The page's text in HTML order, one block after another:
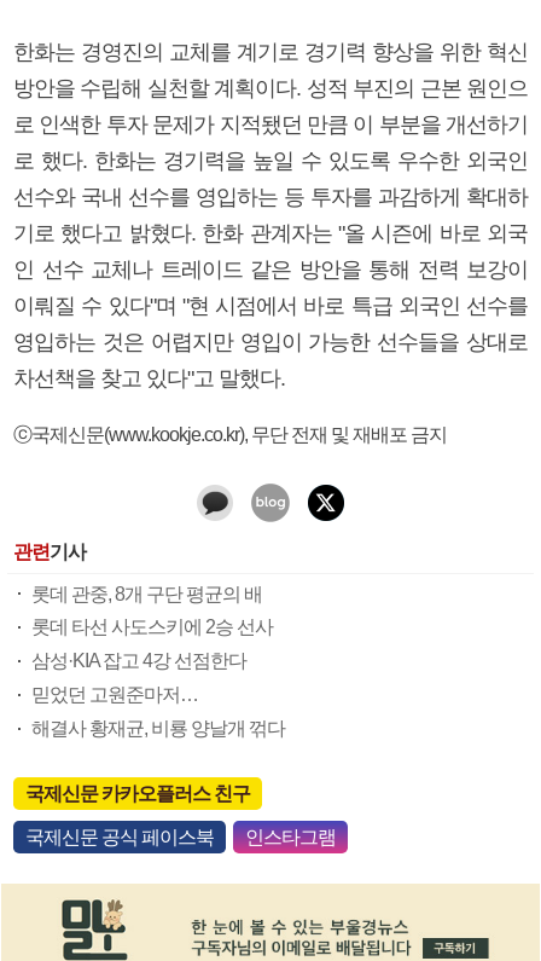
한화는 경영진의 교체를 계기로 경기력 향상을 위한 혁신
방안을 수립해 실천할 계획이다. 성적 부진의 근본 원인으
로 인색한 투자 문제가 지적됐던 만큼 이 부분을 개선하기
로 했다. 한화는 경기력을 높일 수 있도록 우수한 외국인
선수와 국내 선수를 영입하는 등 투자를 과감하게 확대하
기로 했다고 밝혔다. 한화 관계자는 "올 시즌에 바로 외국
인 선수 교체나 트레이드 같은 방안을 통해 전력 보강이
이뤄질 수 있다"며 "현 시점에서 바로 특급 외국인 선수를
영입하는 것은 어렵지만 영입이 가능한 선수들을 상대로
차선책을 찾고 있다"고 말했다.
ⓒ국제신문(www.kookje.co.kr), 무단 전재 및 재배포 금지
관련기사
롯데 관중, 8개 구단 평균의 배
롯데 타선 사도스키에 2승 선사
삼성·KIA 잡고 4강 선점한다
믿었던 고원준마저…
해결사 황재균, 비룡 양날개 꺾다
국제신문 카카오플러스 친구
국제신문 공식 페이스북 인스타그램